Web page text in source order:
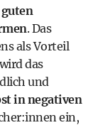
. Das
als Vorteil
das
und
in negativen
ein,